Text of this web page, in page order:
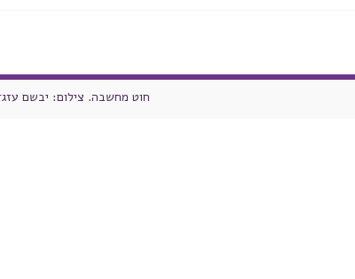
חוט מחשבה. צילום: יבשם